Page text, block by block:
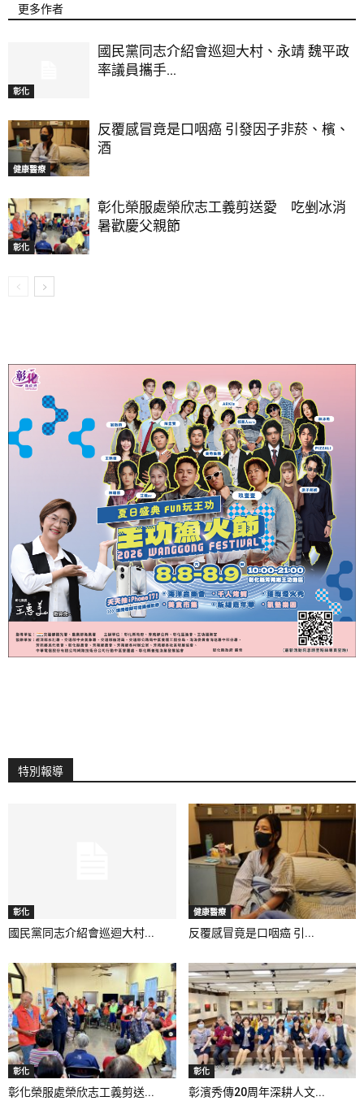
更多作者
彰化
國民黨同志介紹會巡迴大村、永靖 魏平政
率議員攜手...
健康醫療
反覆感冒竟是口咽癌 引發因子非菸、檳、
酒
彰化
彰化榮服處榮欣志工義剪送愛 吃剉冰消
暑歡慶父親節
特別報導
彰化
國民黨同志介紹會巡迴大村...
健康醫療
反覆感冒竟是口咽癌 引...
彰化
彰化榮服處榮欣志工義剪送...
彰化
彰濱秀傳20周年深耕人文...